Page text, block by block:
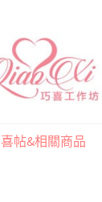
喜帖&相關商品